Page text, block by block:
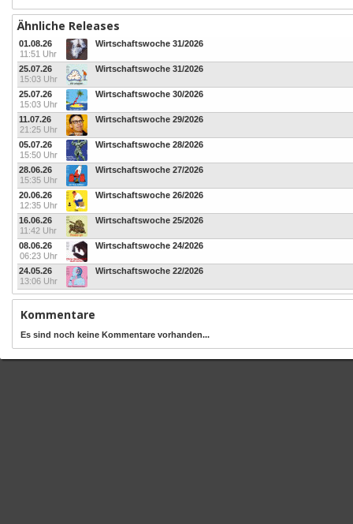
Ähnliche Releases
01.08.26
11:51 Uhr
Wirtschaftswoche 31/2026
25.07.26
15:03 Uhr
Wirtschaftswoche 31/2026
25.07.26
15:03 Uhr
Wirtschaftswoche 30/2026
11.07.26
21:25 Uhr
Wirtschaftswoche 29/2026
05.07.26
15:50 Uhr
Wirtschaftswoche 28/2026
28.06.26
15:35 Uhr
Wirtschaftswoche 27/2026
20.06.26
12:35 Uhr
Wirtschaftswoche 26/2026
16.06.26
11:42 Uhr
Wirtschaftswoche 25/2026
08.06.26
06:23 Uhr
Wirtschaftswoche 24/2026
24.05.26
13:06 Uhr
Wirtschaftswoche 22/2026
Kommentare
Es sind noch keine Kommentare vorhanden...